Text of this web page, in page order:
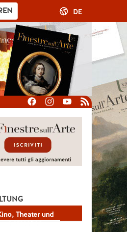
DE
Theater und
Fernsehen